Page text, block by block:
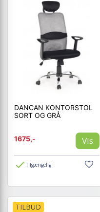
DANCAN KONTORSTOL
SORT OG GRÅ
1675,- Vis
Tilgængelig
TILBUD